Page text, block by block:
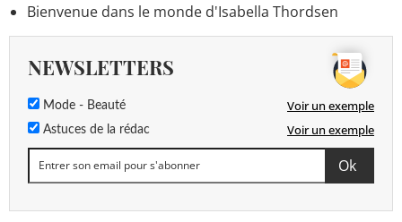
Bienvenue dans le monde d'Isabella Thordsen
NEWSLETTERS
Mode - Beauté Voir un exemple
Astuces de la rédac Voir un exemple